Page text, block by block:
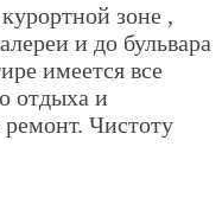
зоне ,
и до бульвара
имеется все
отдыха и
Чистоту